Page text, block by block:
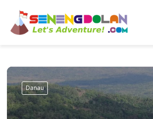
content
Danau